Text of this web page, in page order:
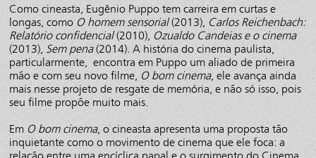
Como cineasta, Eugênio Puppo tem carreira em curtas e
longas, como O homem sensorial(2013), Carlos Reichenbach:
Relatório confidencial(2010), Ozualdo Candeias e o cinema
(2013), Sem pena(2014). A história do cinema paulista,
particularmente, encontra em Puppo um aliado de primeira
mão e com seu novo filme, O bom cinema, ele avança ainda
mais nesse projeto de resgate de memória, e não só isso, pois
seu filme propõe muito mais.
Em O bom cinema, o cineasta apresenta uma proposta tão
inquietante como o movimento de cinema que ele foca: a